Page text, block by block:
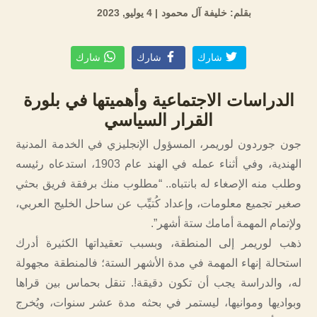
بقلم: خليفة آل محمود | 4 يوليو, 2023
شارك شارك شارك
الدراسات الاجتماعية وأهميتها في بلورة
القرار السياسي
جون جوردون لوريمر، المسؤول الإنجليزي في الخدمة المدنية
الهندية، وفي أثناء عمله في الهند عام 1903، استدعاه رئيسه
وطلب منه الإصغاء له بانتباه.. “مطلوب منك برفقة فريق بحثي
صغير تجميع معلومات، وإعداد كُتيِّب عن ساحل الخليج العربي،
ولإتمام المهمة أمامك ستة أشهر”.
ذهب لوريمر إلى المنطقة، وبسبب تعقيداتها الكثيرة أدرك
استحالة إنهاء المهمة في مدة الأشهر الستة؛ فالمنطقة مجهولة
له، والدراسة يجب أن تكون دقيقة!. تنقل بحماس بين قراها
وبواديها وموانيها، ليستمر في بحثه مدة عشر سنوات، ويُخرج